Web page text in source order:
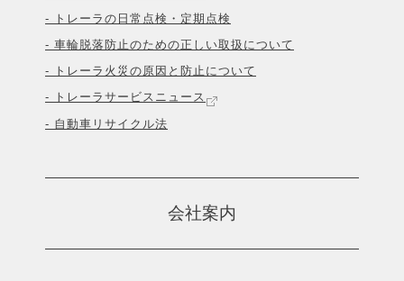
- トレーラの日常点検・定期点検
- 車輪脱落防止のための正しい取扱について
- トレーラ火災の原因と防止について
- トレーラサービスニュース
- 自動車リサイクル法
会社案内